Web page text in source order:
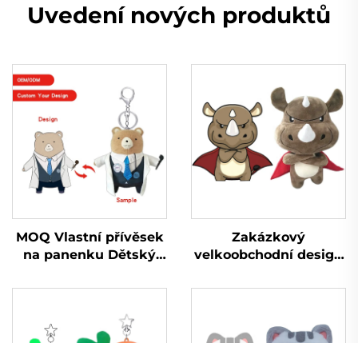
Uvedení nových produktů
MOQ Vlastní přívěsek
na panenku Dětský
Ošklivé logo vlastní
Keychain
Zakázkový
velkoobchodní design
vyrábí hračky Plyšák